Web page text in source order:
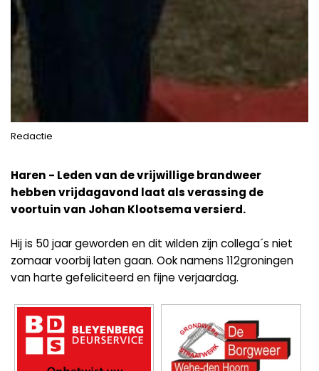
Redactie
Haren - Leden van de vrijwillige brandweer
hebben vrijdagavond laat als verassing de
voortuin van Johan Klootsema versierd.
Hij is 50 jaar geworden en dit wilden zijn collega´s niet
zomaar voorbij laten gaan. Ook namens 112groningen
van harte gefeliciteerd en fijne verjaardag.